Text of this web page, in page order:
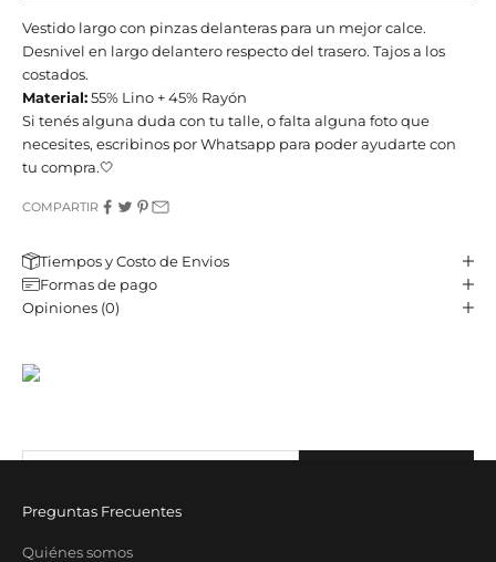
Vestido largo con pinzas delanteras para un mejor calce.
Desnivel en largo delantero respecto del trasero. Tajos a los
costados.
Material:55% Lino + 45% Rayón
Si tenés alguna duda con tu talle, o falta alguna foto que
necesites, escribinos por Whatsapp para poder ayudarte con
tu compra.🤍
COMPARTIR
Tiempos y Costo de Envios
Formas de pago
Opiniones (0)
Sé parte de nuestro email-club y recibí contenido y beneficios
Correo electrónico
Preguntas Frecuentes
Quiénes somos